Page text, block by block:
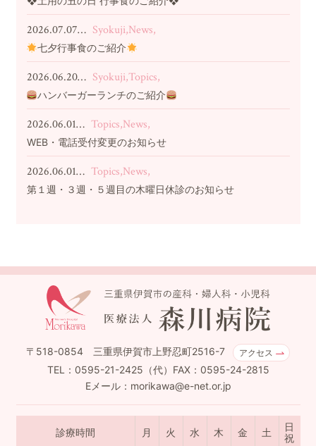
2026.07.07… Syokuji,News,
七夕行事食のご紹介
2026.06.20… Syokuji,Topics,
ハンバーガーランチのご紹介
2026.06.01… Topics,News,
WEB・電話受付変更のお知らせ
2026.06.01… Topics,News,
第１週・３週・５週目の木曜日休診のお知らせ
〒518-0854 三重県伊賀市上野忍町2516-7 アクセス
TEL：0595-21-2425（代）FAX：0595-24-2815
Eメール：morikawa@e-net.or.jp
診療時間 月 火 水 木 金 土
日
祝